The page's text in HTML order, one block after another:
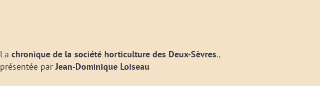
La chronique de la société horticulture des Deux-Sèvres.,
présentée par Jean-Dominique Loiseau